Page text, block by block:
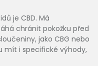
je CBD. Má
chránit pokožku před
jako CBG nebo
mít i specifické výhody,